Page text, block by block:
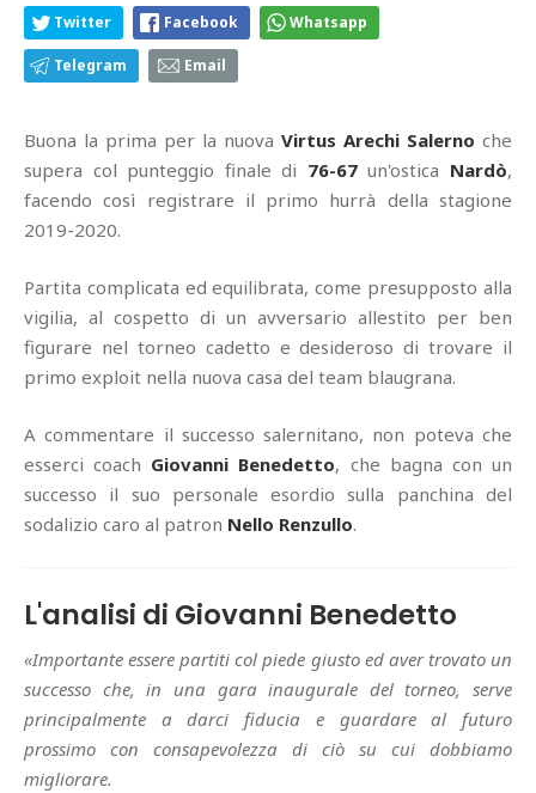
Twitter Facebook Whatsapp
Telegram Email
Buona la prima per la nuova Virtus Arechi Salerno che
supera col punteggio finale di 76-67un'ostica Nardò,
facendo così registrare il primo hurrà della stagione
2019-2020.
Partita complicata ed equilibrata, come presupposto alla
vigilia, al cospetto di un avversario allestito per ben
figurare nel torneo cadetto e desideroso di trovare il
primo exploit nella nuova casa del team blaugrana.
A commentare il successo salernitano, non poteva che
esserci coach Giovanni Benedetto, che bagna con un
successo il suo personale esordio sulla panchina del
sodalizio caro al patron Nello Renzullo.
L'analisi di Giovanni Benedetto
«Importante essere partiti col piede giusto ed aver trovato un
successo che, in una gara inaugurale del torneo, serve
principalmente a darci fiducia e guardare al futuro
prossimo con consapevolezza di ciò su cui dobbiamo
migliorare.